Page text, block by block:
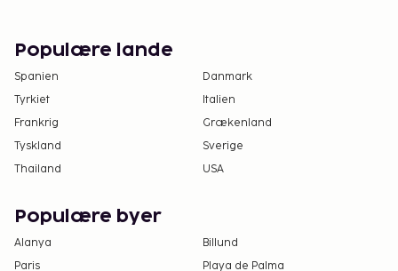
Dette overnatningssted opkræver gebyrer for
person er 1.900 THB pr. person pr. nat, inklusive en
ekstra seng. Gebyret for den ekstra spapakke er
THB 2.000 pr. person pr. nat, ud over gebyret for
ekstra person.
Gebyr for morgenmadsbuffet: 800 THB for
Gebyr for lufthavnstransport: 1100 THB pr.
køretøj (varighed: enkelt, maks. antal personer:
Populære lande
Spanien
Danmark
Tyrkiet
Italien
Frankrig
Grækenland
Tyskland
Sverige
Thailand
USA
Populære byer
Alanya
Billund
Paris
Playa de Palma